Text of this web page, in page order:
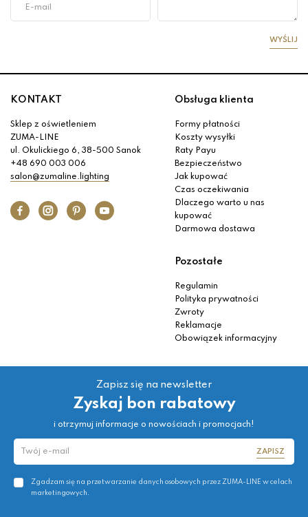
WYŚLIJ
KONTAKT
Sklep z oświetleniem
ZUMA-LINE
ul. Okulickiego 6, 38-500 Sanok
+48 690 003 006
salon@zumaline.lighting
Obsługa klienta
Formy płatności
Koszty wysyłki
Raty Payu
Bezpieczeństwo
Jak kupować
Czas oczekiwania
Dlaczego warto u nas
kupować
Darmowa dostawa
Pozostałe
Regulamin
Polityka prywatności
Zwroty
Reklamacje
Obowiązek informacyjny
Zapisz się na newsletter
Zyskaj bon rabatowy
i otrzymuj informacje o nowościach i promocjach!
ZAPISZ
Zgadzam się na przetwarzanie danych osobowych przez ZUMA-LINE w celach
marketingowych.